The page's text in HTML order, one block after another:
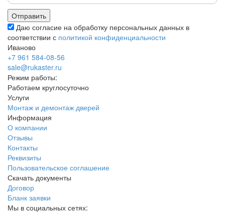
Даю согласие на обработку персональных данных в
соответствии с политикой конфиденциальности
Иваново
+7 961 584-08-56
sale@rukaster.ru
Режим работы:
Работаем круглосуточно
Услуги
Монтаж и демонтаж дверей
Информация
О компании
Отзывы
Контакты
Реквизиты
Пользовательское соглашение
Скачать документы
Договор
Бланк заявки
Мы в социальных сетях: